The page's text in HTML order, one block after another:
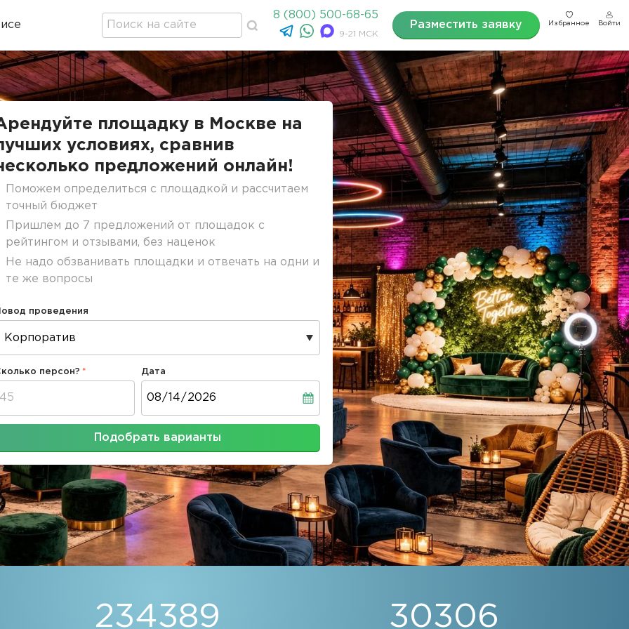
8 (800) 500-68-65
9-21 МСК
Разместить заявку Избранное Войти
площадку в Москве на
условиях, сравнив
предложений онлайн!
Поможем определиться с площадкой и рассчитаем
точный бюджет
Пришлем до 7 предложений от площадок с
рейтингом и отзывами, без наценок
Не надо обзванивать площадки и отвечать на одни и
те же вопросы
проведения
персон? Дата
Подобрать варианты
234389 30306